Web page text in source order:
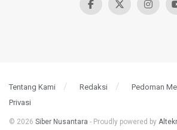
Tentang Kami Redaksi
Pedoman
Privasi
© 2026 Siber Nusantara - Proudly powered by